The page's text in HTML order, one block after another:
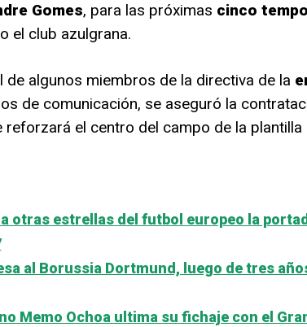
Gomes, para las próximas cinco
el club azulgrana.
de algunos miembros de la directiva de la
de comunicación, se aseguró la
reforzará el centro del campo de la plantilla
otras estrellas del futbol europeo la
al Borussia Dortmund, luego de tres
Memo Ochoa ultima su fichaje con el